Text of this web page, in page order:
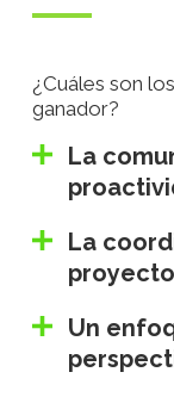
¿Cuáles son
ganador?
La
La
Un